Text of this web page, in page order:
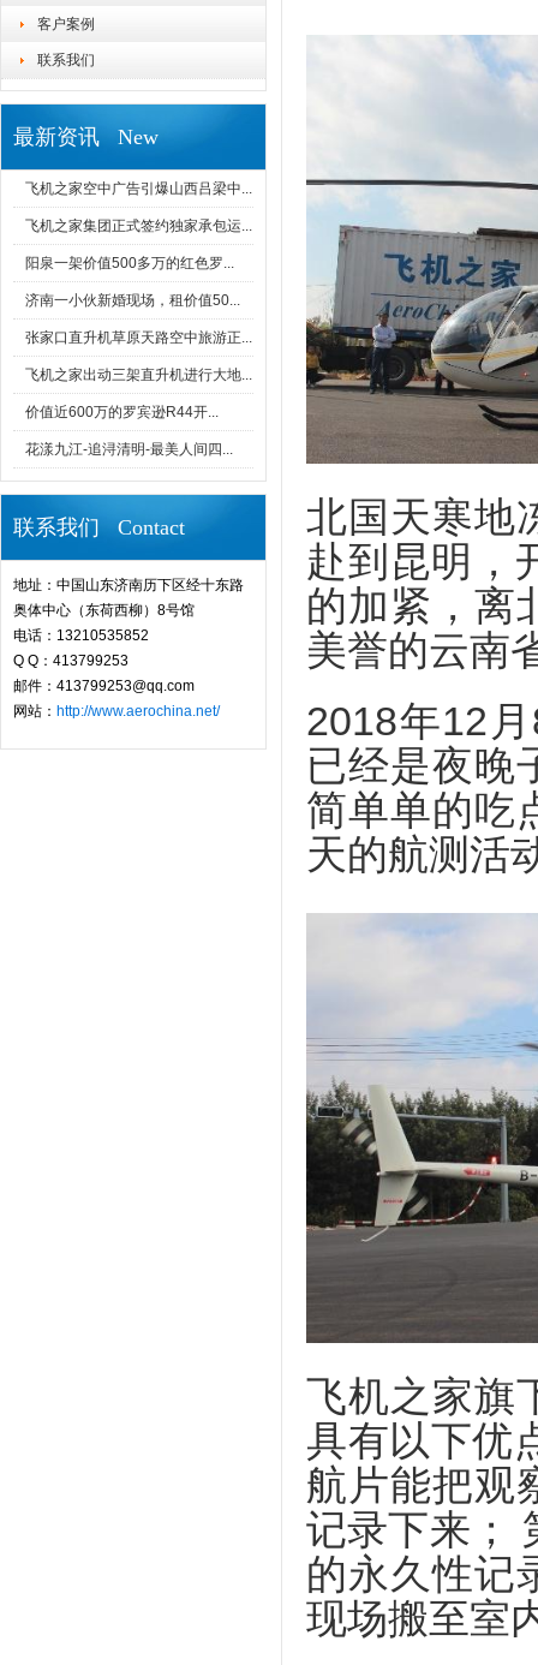
客户案例
联系我们
最新资讯 New
飞机之家空中广告引爆山西吕梁中...
飞机之家集团正式签约独家承包运...
阳泉一架价值500多万的红色罗...
济南一小伙新婚现场，租价值50...
张家口直升机草原天路空中旅游正...
飞机之家出动三架直升机进行大地...
价值近600万的罗宾逊R44开...
花漾九江-追浔清明-最美人间四...
联系我们 Contact
地址：中国山东济南历下区经十东路
奥体中心（东荷西柳）8号馆
电话：13210535852
Q Q：413799253
邮件：413799253@qq.com
网站： http://www.aerochina.net/
北国天寒地
赴到昆明，
的加紧，离
美誉的云南
2018年12
已经是夜晚
简单单的吃
天的航测活
飞机之家旗
具有以下优
航片能把观
记录下来；
的永久性记
现场搬至室